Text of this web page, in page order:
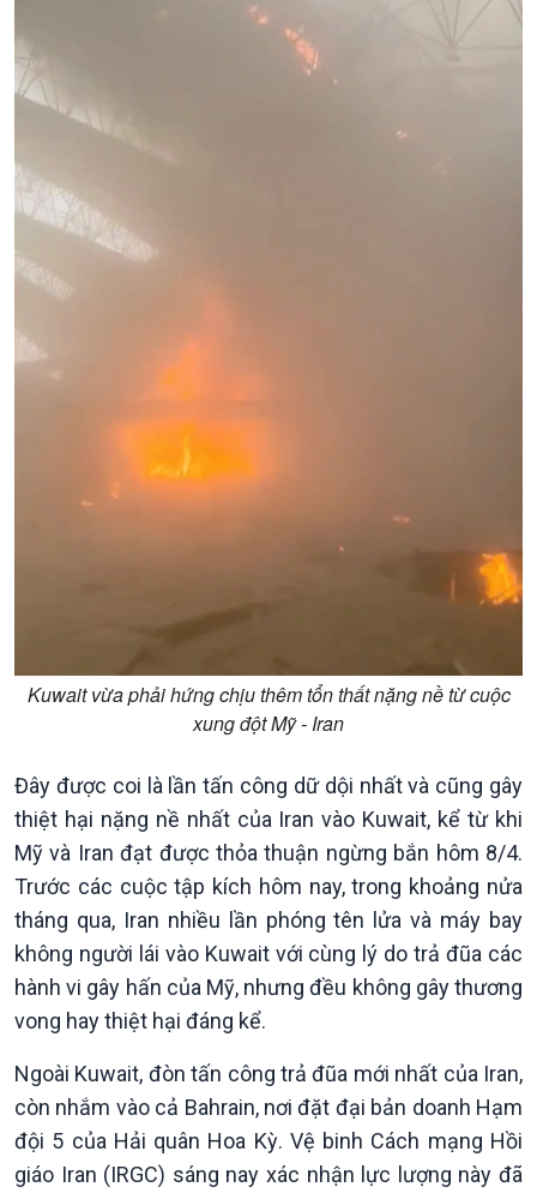
Nhận diện sự thật
Pháp luật và đời sống
bền
Trước giờ mở cửa
Tuyên chiến với gian lận
Biển đảo Việt Nam
Tâm tình biên giới và hải
Nam
Xã hội
Tin Đời sống & Xã hội
360 độ Sức khỏe
Chuyển đổi Xanh
Tài nguyên và Môi trường
Chuyên gia của bạn
Tin Khoa học & Công nghệ
Kết nối công nghệ
Sống chung với biến đổi
khí hậu
Kuwait vừa phải hứng chịu thêm tổn thất nặng nề từ cuộc
xung đột Mỹ - Iran
Đây được coi là lần tấn công dữ dội nhất và cũng gây
thiệt hại nặng nề nhất của Iran vào Kuwait, kể từ khi
Mỹ và Iran đạt được thỏa thuận ngừng bắn hôm 8/4.
Trước các cuộc tập kích hôm nay, trong khoảng nửa
tháng qua, Iran nhiều lần phóng tên lửa và máy bay
không người lái vào Kuwait với cùng lý do trả đũa các
hành vi gây hấn của Mỹ, nhưng đều không gây thương
vong hay thiệt hại đáng kể.
Ngoài Kuwait, đòn tấn công trả đũa mới nhất của Iran,
còn nhắm vào cả Bahrain, nơi đặt đại bản doanh Hạm
đội 5 của Hải quân Hoa Kỳ. Vệ binh Cách mạng Hồi
giáo Iran (IRGC) sáng nay xác nhận lực lượng này đã